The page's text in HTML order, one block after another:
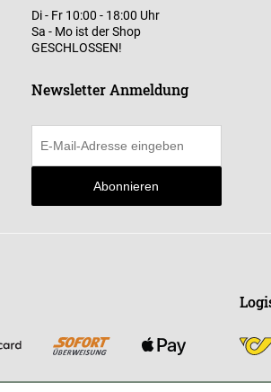
Di - Fr 10:00 - 18:00 Uhr
Sa - Mo ist der Shop
GESCHLOSSEN!
Newsletter Anmeldung
Abonnieren